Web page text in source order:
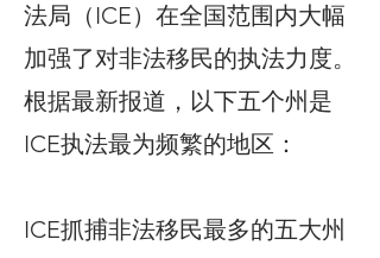
法局（ICE）在全国范围内大幅
加强了对非法移民的执法力度。
根据最新报道，以下五个州是
ICE执法最为频繁的地区：
ICE抓捕非法移民最多的五大州